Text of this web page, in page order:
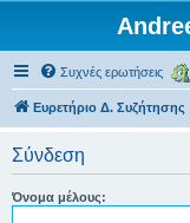
Συχνές ερωτήσεις
Ευρετήριο Δ. Συζήτησης
Σύνδεση
Όνομα μέλους: